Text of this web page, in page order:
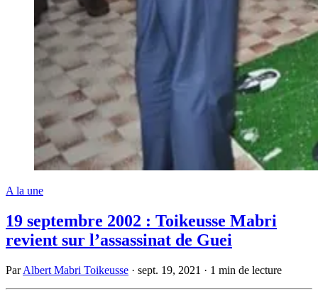
A la une
19 septembre 2002 : Toikeusse Mabri
revient sur l’assassinat de Guei
ParAlbert Mabri Toikeusse · sept. 19, 2021 · 1 min de lecture